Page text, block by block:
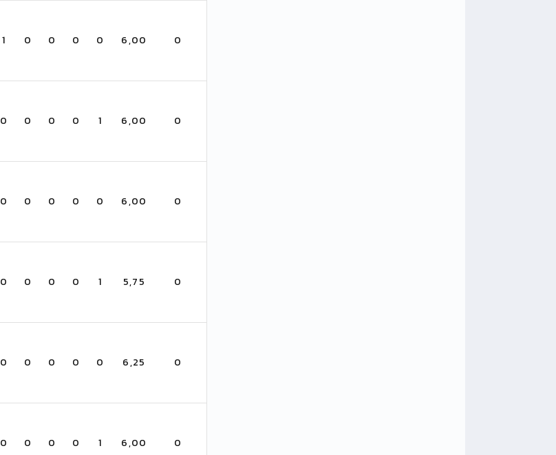
1 0 0 0 0 6,00 0
0 0 0 0 1 6,00 0
0 0 0 0 0 6,00 0
0 0 0 0 1 5,75 0
0 0 0 0 0 6,25 0
0 0 0 0 1 6,00 0